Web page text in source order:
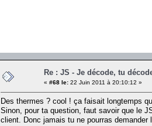
Re : JS - Je décode, tu
« #68 le: 22 Juin 2011 à 20:10:12 »
Des thermes ? cool ! ça faisait longtemps
Sinon, pour ta question, faut savoir que le
client. Donc jamais tu ne pourras demander